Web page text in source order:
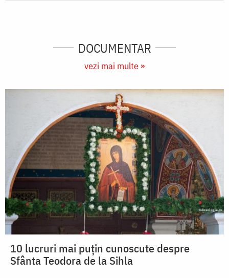
DOCUMENTAR
vezi mai multe »
10 lucruri mai puțin cunoscute despre
Sfânta Teodora de la Sihla